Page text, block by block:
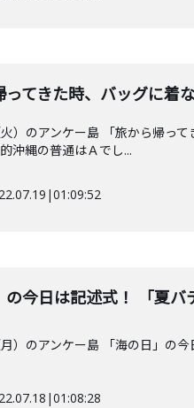
ってきた時、バッグに着
火）のアンケー島 「旅から帰
沖縄の普通はＡでし...
|01:09:52
の今日は記述式！ 「夏バ
）のアンケー島 「海の日」の
|01:08:28